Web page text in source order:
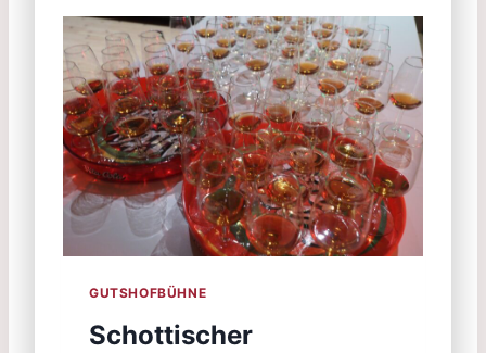
GUTSHOFBÜHNE
Schottischer